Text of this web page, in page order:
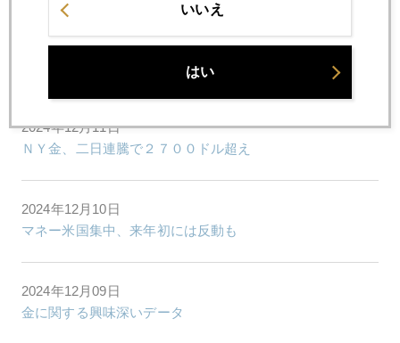
2024年12月12日
2024年12月11日
ＮＹ金、二日連騰で２７００ドル超え
2024年12月10日
マネー米国集中、来年初には反動も
2024年12月09日
金に関する興味深いデータ
いいえ
はい